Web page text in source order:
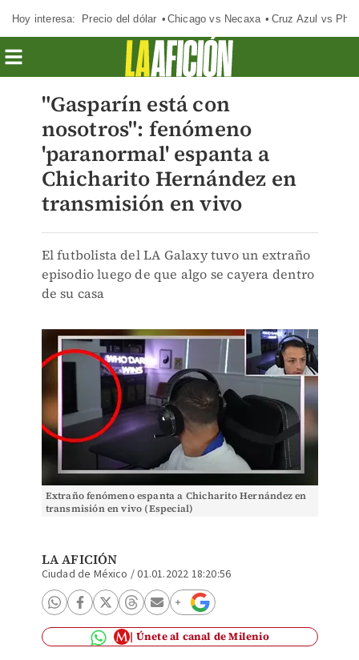
Hoy interesa: Precio del dólar Chicago vs Necaxa Cruz Azul vs
"Gasparín está con
nosotros": fenómeno
'paranormal' espanta a
Chicharito Hernández en
transmisión en vivo
El futbolista del LA Galaxy tuvo un extraño
episodio luego de que algo se cayera dentro
de su casa
Extraño fenómeno espanta a Chicharito Hernández en
transmisión en vivo (Especial)
LA AFICIÓN
Ciudad de México /01.01.2022 18:20:56
Únete al canal de Milenio